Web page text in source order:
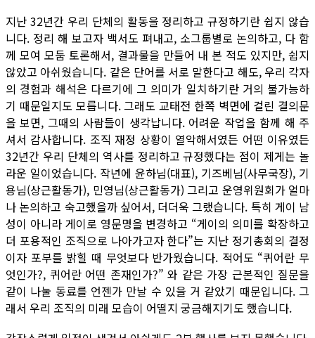
지난 32년간 우리 단체의 활동을 정리하고 규정하기란 쉽지 않습
니다. 정리 해 보고자 백서도 펴내고, 소그룹별로 논의하고, 다 함
께 모여 모둠 토론해서, 결과물을 만들어 내 본 적도 있지만, 쉽지
않았고 아쉬웠습니다. 같은 단어를 서로 말한다고 해도, 우리 각자
의 경험과 해석은 다르기에 그 의미가 일치하기란 거의 불가능하
기 때문일지도 모릅니다. 그래도 교태전 한쪽 벽면에 걸린 결의문
을 보면, 그때의 사람들이 생각납니다. 어려운 작업을 함께 해 주
셔서 감사합니다. 조직 재정 상황이 열악해서였든 어떤 이유였든
32년간 우리 단체의 역사를 정리하고 규정했다는 점이 제게는 놀
라운 일이었습니다. 작년에 윤하님(대표), 기즈베님(사무국장), 기
용님(상근활동가), 민영님(상근활동가) 그리고 운영위원회가 얼마
나 논의하고 숙고했을까 싶어서, 더더욱 그랬습니다. 특히 게이 남
성이 아니라 게이로 영문명을 변경하고 “게이의 의미를 확장하고
더 포용적인 조직으로 나아가고자 한다”는 지난 정기총회의 결정
이자 포부를 밝힐 때 무엇보다 반가웠습니다. 적어도 “퀴어란 무
엇인가?, 퀴어란 어떤 존재인가?” 와 같은 가장 근본적인 질문을
같이 나눌 동료를 언젠가 만날 수 있을 거 같았기 때문입니다. 그
래서 우리 조직의 미래 모습이 어떨지 궁금해지기도 했습니다.